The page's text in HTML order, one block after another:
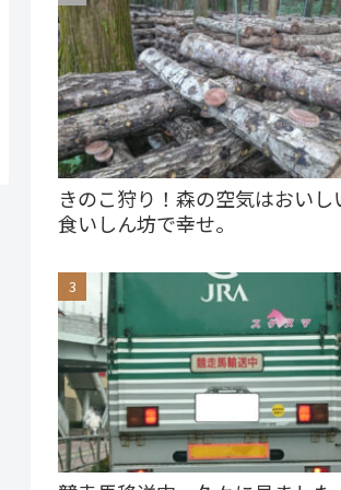
きのこ狩り！森の空気はおい
食いしん坊で幸せ。